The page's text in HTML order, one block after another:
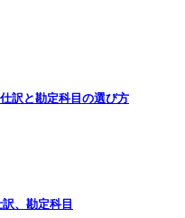
訳と勘定科目の選び方
、勘定科目